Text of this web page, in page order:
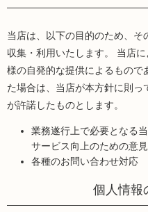
当店は、以下の目的のため、そ
収集・利用いたします。 当店
様の自発的な提供によるもので
た場合は、当店が本方針に則っ
が許諾したものとします。
業務遂行上で必要となる
サービス向上のための意
各種のお問い合わせ対応
個人情報